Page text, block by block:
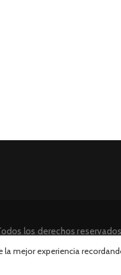
los derechos
mejor experiencia